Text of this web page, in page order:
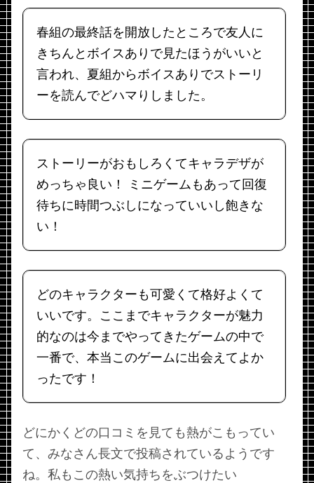
春組の最終話を開放したところで友人に
きちんとボイスありで見たほうがいいと
言われ、夏組からボイスありでストーリ
ーを読んでどハマりしました。
ストーリーがおもしろくてキャラデザが
めっちゃ良い！ ミニゲームもあって回復
待ちに時間つぶしになっていいし飽きな
い！
どのキャラクターも可愛くて格好よくて
いいです。ここまでキャラクターが魅力
的なのは今までやってきたゲームの中で
一番で、本当このゲームに出会えてよか
ったです！
どにかくどの口コミを見ても熱がこもってい
て、みなさん長文で投稿されているようです
ね。私もこの熱い気持ちをぶつけたい